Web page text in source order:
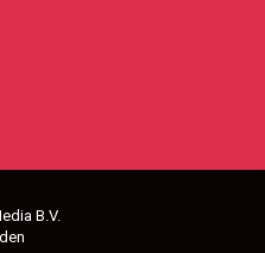
B.V.